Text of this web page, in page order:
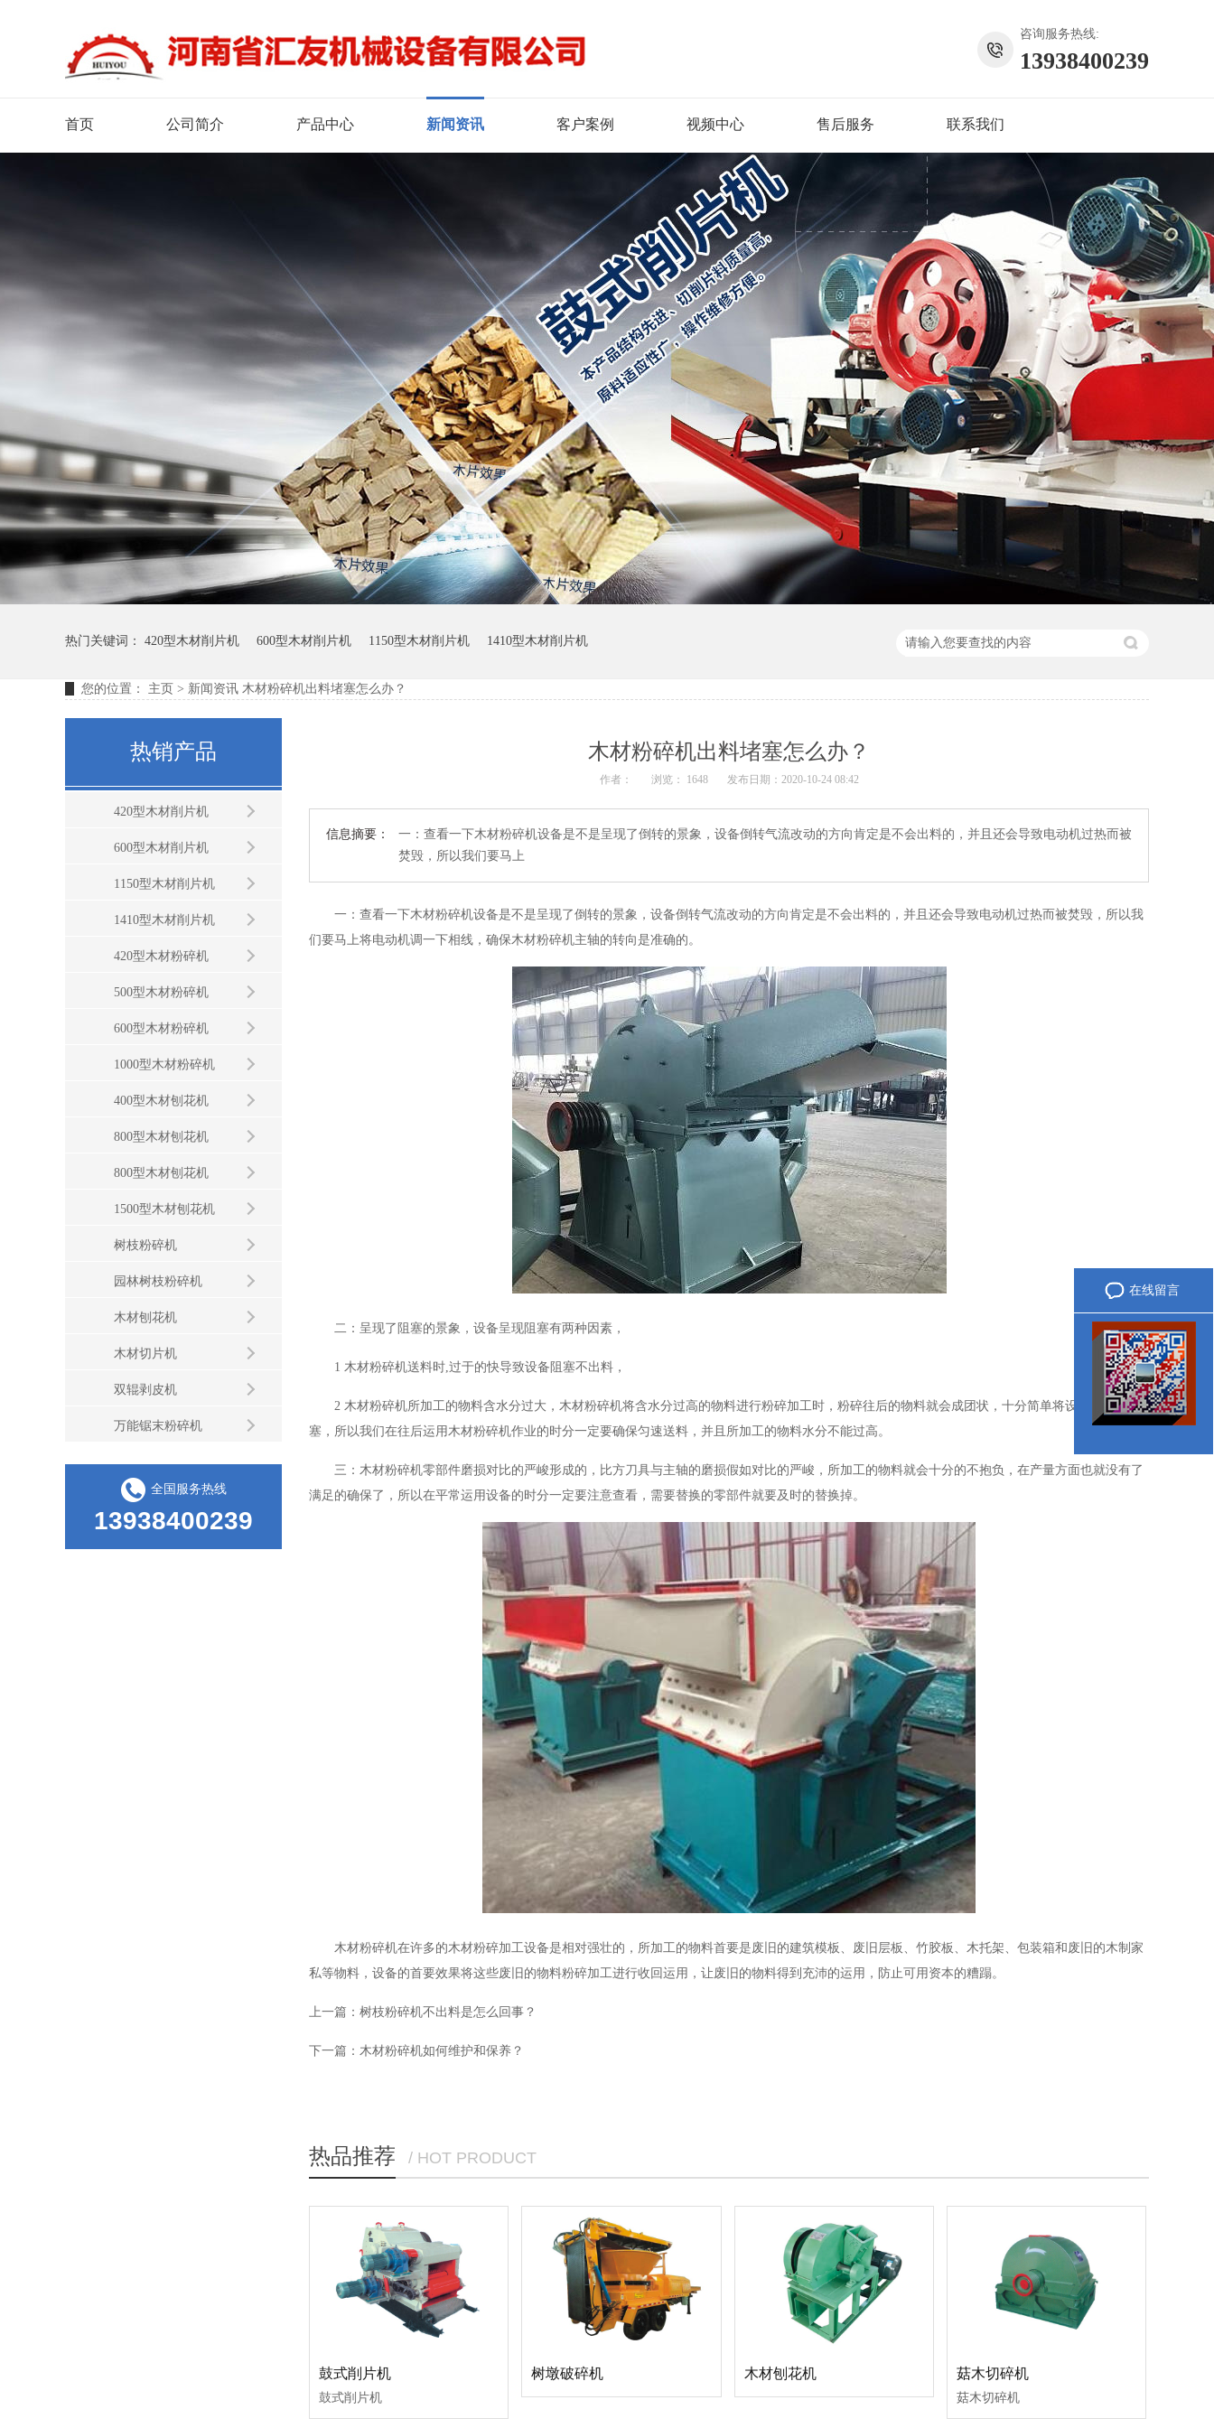
咨询服务热线:
13938400239
首页 公司简介 产品中心 新闻资讯 客户案例 视频中心 售后服务 联系我们
热门关键词： 420型木材削片机 600型木材削片机 1150型木材削片机 1410型木材削片机
您的位置： 主页 > 新闻资讯 木材粉碎机出料堵塞怎么办？
热销产品
420型木材削片机
600型木材削片机
1150型木材削片机
1410型木材削片机
420型木材粉碎机
500型木材粉碎机
600型木材粉碎机
1000型木材粉碎机
400型木材刨花机
800型木材刨花机
800型木材刨花机
1500型木材刨花机
树枝粉碎机
园林树枝粉碎机
木材刨花机
木材切片机
双辊剥皮机
万能锯末粉碎机
全国服务热线
13938400239
木材粉碎机出料堵塞怎么办？
作者： 浏览： 1648 发布日期：2020-10-24 08:42
信息摘要：
一：查看一下木材粉碎机设备是不是呈现了倒转的景象，设备倒转气流改动的方向肯定是不会出料的，并且还会导致电动机过热而被
焚毁，所以我们要马上
一：查看一下木材粉碎机设备是不是呈现了倒转的景象，设备倒转气流改动的方向肯定是不会出料的，并且还会导致电动机过热而被焚毁，所以我
们要马上将电动机调一下相线，确保木材粉碎机主轴的转向是准确的。
二：呈现了阻塞的景象，设备呈现阻塞有两种因素，
1 木材粉碎机送料时,过于的快导致设备阻塞不出料，
2 木材粉碎机所加工的物料含水分过大，木材粉碎机将含水分过高的物料进行粉碎加工时，粉碎往后的物料就会成团状，十分简单将设备的筛网阻
塞，所以我们在往后运用木材粉碎机作业的时分一定要确保匀速送料，并且所加工的物料水分不能过高。
三：木材粉碎机零部件磨损对比的严峻形成的，比方刀具与主轴的磨损假如对比的严峻，所加工的物料就会十分的不抱负，在产量方面也就没有了
满足的确保了，所以在平常运用设备的时分一定要注意查看，需要替换的零部件就要及时的替换掉。
木材粉碎机在许多的木材粉碎加工设备是相对强壮的，所加工的物料首要是废旧的建筑模板、废旧层板、竹胶板、木托架、包装箱和废旧的木制家
私等物料，设备的首要效果将这些废旧的物料粉碎加工进行收回运用，让废旧的物料得到充沛的运用，防止可用资本的糟蹋。
上一篇： 树枝粉碎机不出料是怎么回事？
下一篇： 木材粉碎机如何维护和保养？
热品推荐 / HOT PRODUCT
鼓式削片机
鼓式削片机
树墩破碎机 木材刨花机 菇木切碎机
菇木切碎机
在线留言
微信咨询